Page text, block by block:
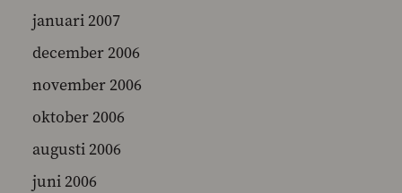
januari 2007
december 2006
november 2006
oktober 2006
augusti 2006
juni 2006